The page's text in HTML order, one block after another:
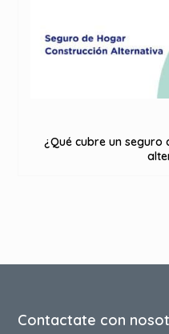
¿Qué cubre un
Contactate con